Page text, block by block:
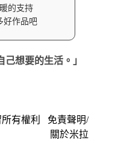
的支持
好作品吧
己想要的生活。」
所有權利 免責聲明/
關於米拉